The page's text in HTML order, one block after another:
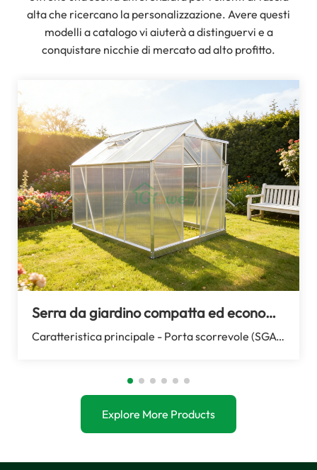
alta che ricercano la personalizzazione. Avere questi
modelli a catalogo vi aiuterà a distinguervi e a
conquistare nicchie di mercato ad alto profitto.
Serra da giardino compatta ed economica serie SG PC
Caratteristica principale - Porta scorrevole (SGA-P) - Porta a battente (SGB-P) 1,0 mm - ...
Explore More Products